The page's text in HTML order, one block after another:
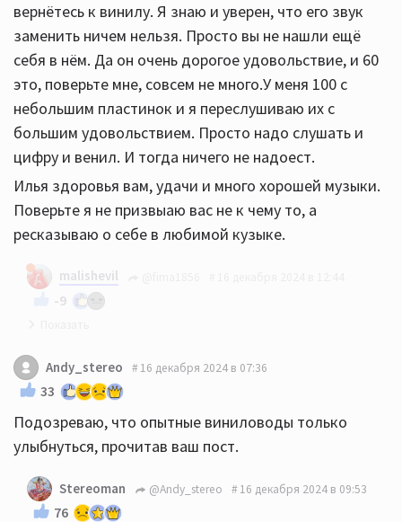
вернётесь к винилу. Я знаю и уверен, что его звук
заменить ничем нельзя. Просто вы не нашли ещё
себя в нём. Да он очень дорогое удовольствие, и 60
это, поверьте мне, совсем не много.У меня 100 с
небольшим пластинок и я переслушиваю их с
большим удовольствием. Просто надо слушать и
цифру и венил. И тогда ничего не надоест.
Илья здоровья вам, удачи и много хорошей музыки.
Поверьте я не призвыаю вас не к чему то, а
ресказываю о себе в любимой кузыке.
malishevil
-9
Благодарю!
Andy_stereo 16 декабря 2024 в 07:36
33
Подозреваю, что опытные виниловоды только
улыбнуться, прочитав ваш пост.
Stereoman @Andy_stereo 16 декабря 2024 в 09:53
76